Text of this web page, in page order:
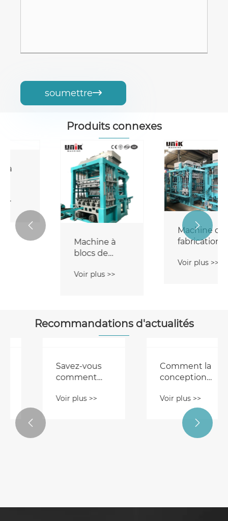
soumettre
Produits connexes
Machine de
fabrication de
Machine à
blocs de
ciment
Voir plus >>
 
Recommandations d'actualités
Machine à
blocs creux :
dans les
machines à
béton
Voir plus >>
Savez-vous
 